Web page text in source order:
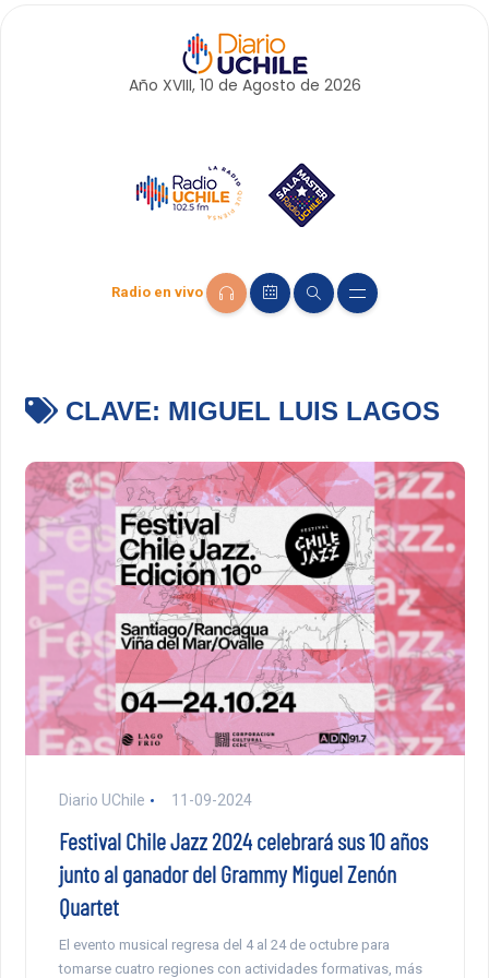
Año XVIII, 10 de Agosto de 2026
Radio en vivo
CLAVE: MIGUEL LUIS LAGOS
Diario UChile 11-09-2024
Festival Chile Jazz 2024 celebrará sus 10 años
junto al ganador del Grammy Miguel Zenón
Quartet
El evento musical regresa del 4 al 24 de octubre para
tomarse cuatro regiones con actividades formativas, más